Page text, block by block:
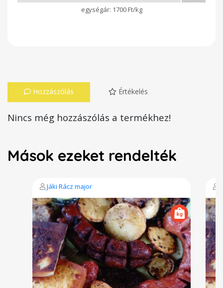
1700 Ft/kg
Hozzászólás Értékelés
Nincs még hozzászólás a termékhez!
Mások ezeket rendelték
Jáki Rácz major